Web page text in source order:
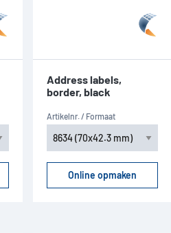
Address labels,
border, black
Artikelnr. / Formaat
Online opmaken